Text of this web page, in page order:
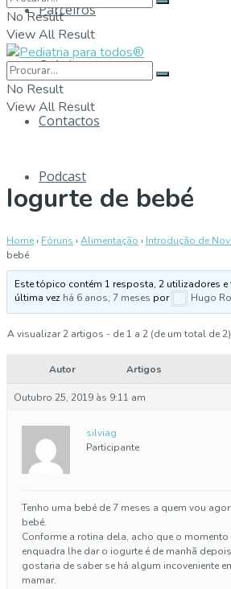
Parceiros
Crónicas
Contactos
Podcast
No Result
View All Result
No Result
View All Result
Iogurte de bebé
Home› Fóruns ›Alimentação › Introdução de
bebé
Este tópico contém 1 resposta, 2 utilizadores
última vez há 6 anos, 7 meses por Hugo
A visualizar 2 artigos - de 1 a 2 (de um total de 2)
Autor Artigos
Outubro 25, 2019 às 9:11 am
silviag
Participante
Tenho uma bebé de 7 meses a quem vou
bebé.
Conforme a rotina dela, acho que o
enquadra lhe dar o iogurte é de manhã
gostaria de saber se há algum incoveniente
mamar.